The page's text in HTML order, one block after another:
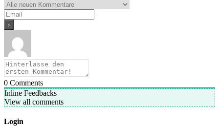
0 Comments
Inline Feedbacks
View all comments
Login